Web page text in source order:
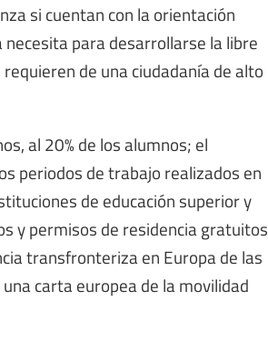
si cuentan con la orientación
para desarrollarse la libre
de una ciudadanía de alto
al 20% de los alumnos; el
periodos de trabajo realizados en
de educación superior y
y permisos de residencia gratuitos
transfronteriza en Europa de las
carta europea de la movilidad